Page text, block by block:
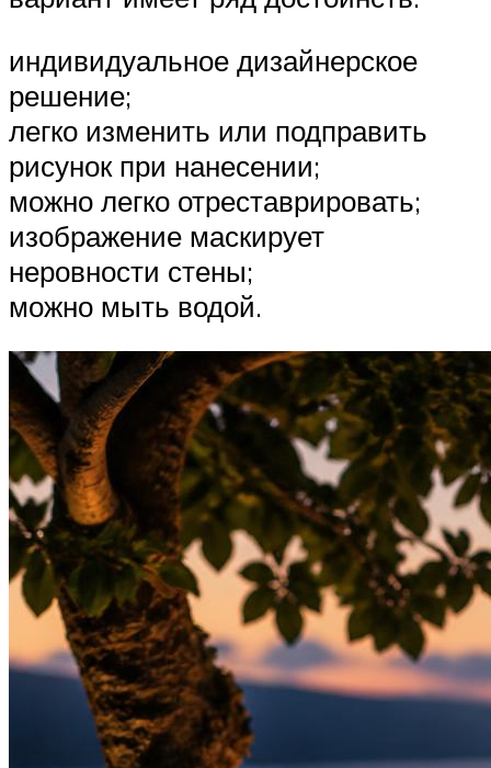
индивидуальное дизайнерское
решение;
легко изменить или подправить
рисунок при нанесении;
можно легко отреставрировать;
изображение маскирует
неровности стены;
можно мыть водой.